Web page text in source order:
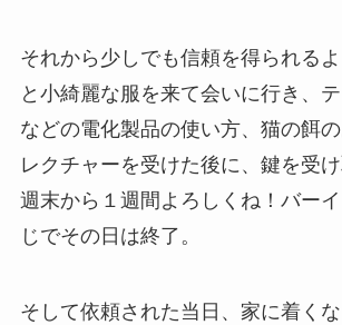
それから少しでも信頼を得られる
と小綺麗な服を来て会いに行き、
などの電化製品の使い方、猫の餌
レクチャーを受けた後に、鍵を受
週末から１週間よろしくね！バー
じでその日は終了。
そして依頼された当日、家に着く